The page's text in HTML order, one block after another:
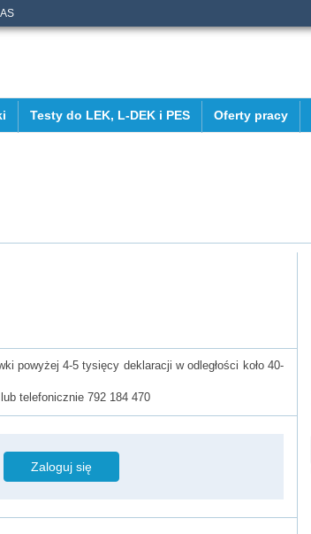
Testy do LEK, L-DEK i PES Oferty pracy
powyżej 4-5 tysięcy deklaracji w odległości koło 40-
telefonicznie 792 184 470
Zaloguj się